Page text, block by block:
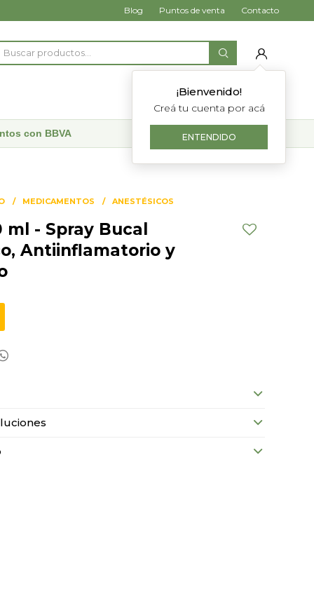
¡Bienvenido!
Creá tu cuenta por acá
ENTENDIDO
Blog Puntos de venta Contacto
con BBVA
MEDICAMENTOS ANESTÉSICOS
- Spray Bucal
Antiinflamatorio y